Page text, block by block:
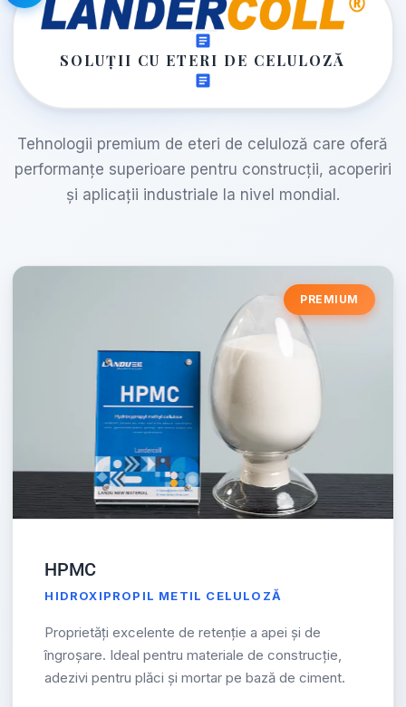
SOLUȚII CU ETERI DE CELULOZĂ
Tehnologii premium de eteri de celuloză care oferă
performanțe superioare pentru construcții, acoperiri
și aplicații industriale la nivel mondial.
PREMIUM
HPMC
HIDROXIPROPIL METIL CELULOZĂ
Proprietăți excelente de retenție a apei și de
îngroșare. Ideal pentru materiale de construcție,
adezivi pentru plăci și mortar pe bază de ciment.